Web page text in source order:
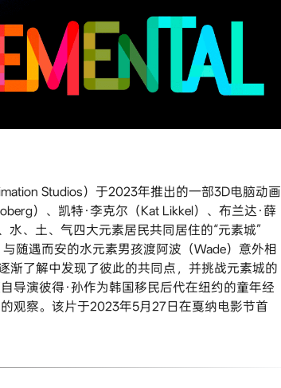
Studios）于2023年推出的一部3D电脑动画
）、凯特·李克尔（Kat Likkel）、布兰达·薛
水、土、气四大元素居民共同居住的“元素城”
随遇而安的水元素男孩渡阿波（Wade）意外相
渐了解中发现了彼此的共同点，并挑战元素城的
导演彼得·孙作为韩国移民后代在纽约的童年经
观察。该片于2023年5月27日在戛纳电影节首